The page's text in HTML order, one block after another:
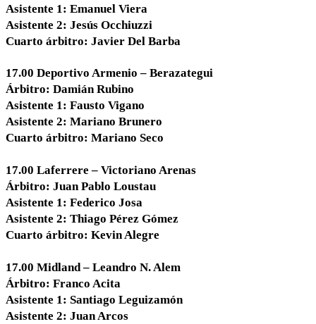
Asistente 1: Emanuel Viera
Asistente 2: Jesús Occhiuzzi
Cuarto árbitro: Javier Del Barba
17.00 Deportivo Armenio – Berazategui
Árbitro: Damián Rubino
Asistente 1: Fausto Vigano
Asistente 2: Mariano Brunero
Cuarto árbitro: Mariano Seco
17.00 Laferrere – Victoriano Arenas
Árbitro: Juan Pablo Loustau
Asistente 1: Federico Josa
Asistente 2: Thiago Pérez Gómez
Cuarto árbitro: Kevin Alegre
17.00 Midland – Leandro N. Alem
Árbitro: Franco Acita
Asistente 1: Santiago Leguizamón
Asistente 2: Juan Arcos